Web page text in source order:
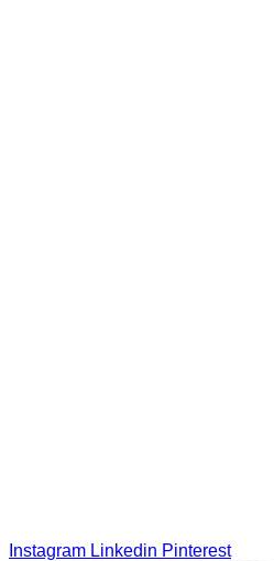
Instagram Linkedin Pinterest